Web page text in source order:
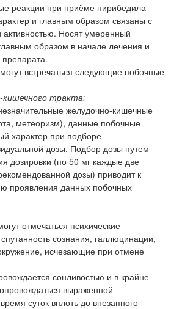
реакции при приёме пирибедила
и главным образом связаны с
Носят умеренный
образом в начале лечения и
встречаться следующие побочные
тракта:
желудочно-кишечные
метеоризм), данные побочные
характер при подборе
дозы. Подбор дозы путем
дозировки (по 50 мг каждые две
дозы) приводит к
проявления данных побочных
отмечаться психические
спутанность сознания, галлюцинации,
исчезающие при отмене
сонливостью и в крайне
выраженной
суток вплоть до внезапного